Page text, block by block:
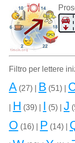
Filtro per lettere
A(27) | B (51) |
H (39) | I (5) | J
O (16) | P (14) |